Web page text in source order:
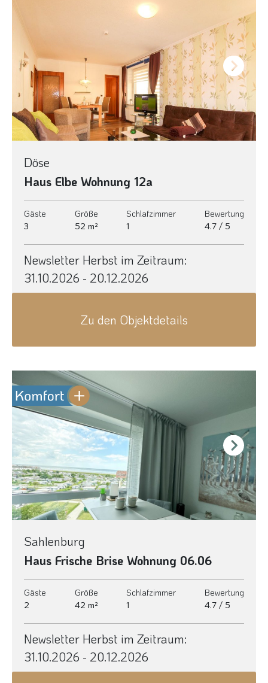
Next
Döse
Haus Elbe Wohnung 12a
Gäste
3
Größe
52 m²
Schlafzimmer
1
Bewertung
4.7 / 5
Newsletter Herbst im Zeitraum:
31.10.2026 - 20.12.2026
Zu den Objektdetails
Next
Sahlenburg
Haus Frische Brise Wohnung 06.06
Gäste
2
Größe
42 m²
Schlafzimmer
1
Bewertung
4.7 / 5
Newsletter Herbst im Zeitraum:
31.10.2026 - 20.12.2026